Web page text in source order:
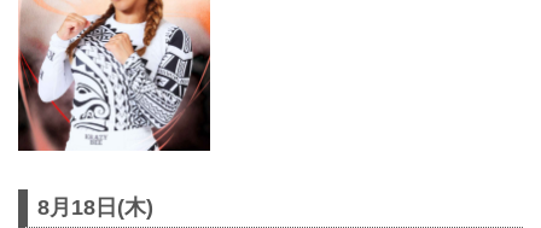
8月18日(木)